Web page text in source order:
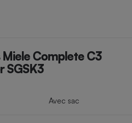
Complete C3
SGSK3
Avec sac